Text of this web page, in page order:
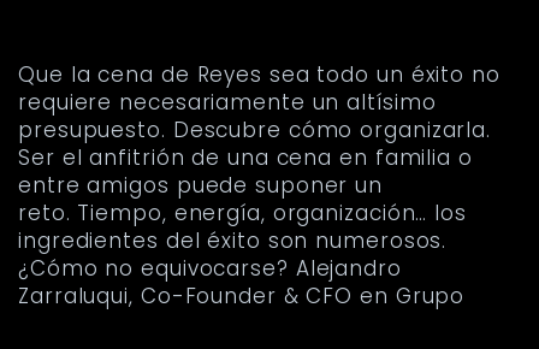
Que la cena de Reyes sea todo un éxito no
requiere necesariamente un altísimo
presupuesto. Descubre cómo organizarla.
Ser el anfitrión de una cena en familia o
entre amigos puede suponer un
reto. Tiempo, energía, organización… los
ingredientes del éxito son numerosos.
¿Cómo no equivocarse? Alejandro
Zarraluqui, Co-Founder & CFO en Grupo